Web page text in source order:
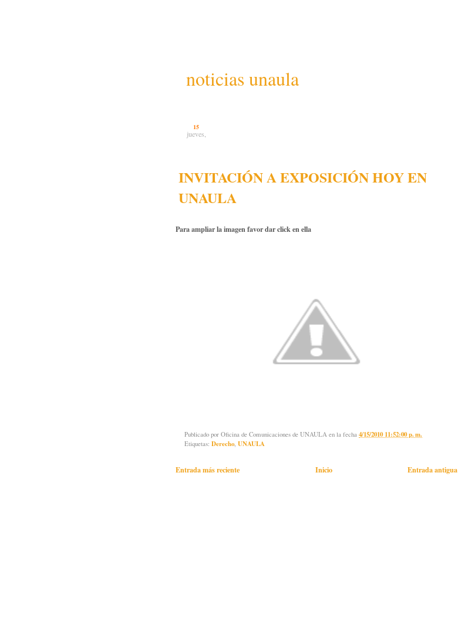
noticias unaula
15
jueves,
INVITACIÓN A EXPOSICIÓN HOY EN
UNAULA
Para ampliar la imagen favor dar click en ella
Publicado por Oficina de Comunicaciones de UNAULA en la fecha 4/15/2010 11:52:00 p. m.
Etiquetas: Derecho, UNAULA
Entrada más reciente Entrada antigua
Inicio